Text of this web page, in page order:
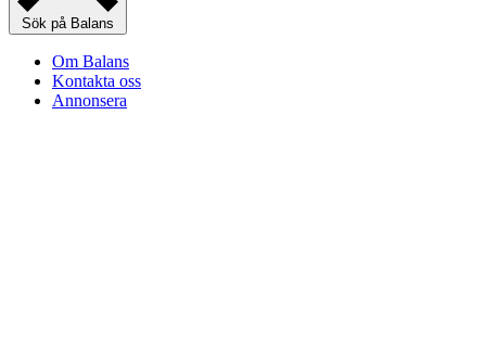
Sök på Balans
Om Balans
Kontakta oss
Annonsera